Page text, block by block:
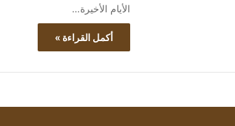
الأيام الأخيرة…
أكمل القراءة »